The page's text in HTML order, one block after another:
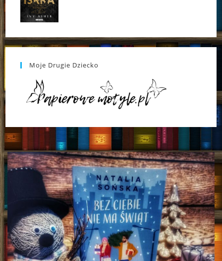
Moje Drugie Dziecko